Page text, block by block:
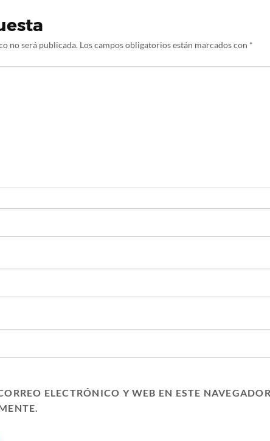
no será publicada. Los campos obligatorios están marcados con *
ELECTRÓNICO Y WEB EN ESTE